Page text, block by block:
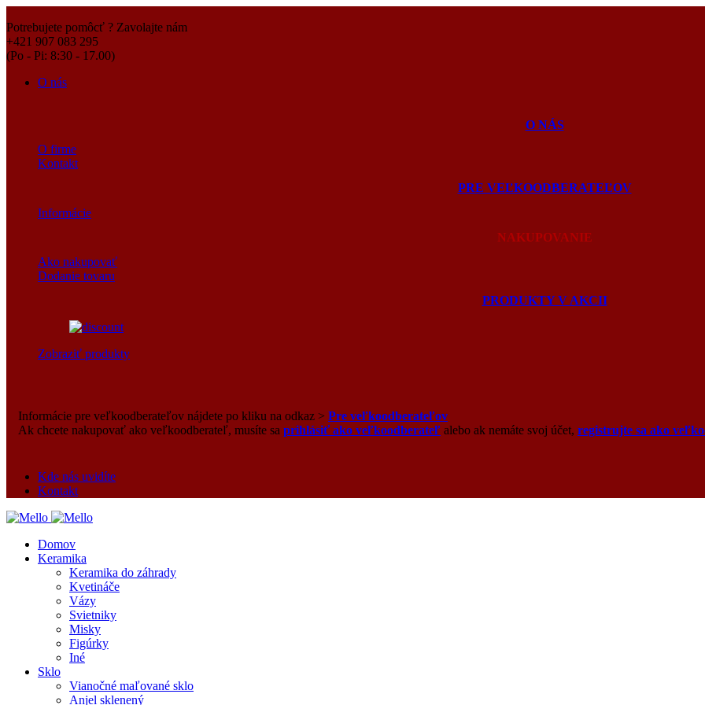
Potrebujete pomôcť ? Zavolajte nám
+421 907 083 295
(Po - Pi: 8:30 - 17.00)
O nás
O NÁS
O firme
Kontakt
PRE VEĽKOODBERATEĽOV
Informácie
NAKUPOVANIE
Ako nakupovať
Dodanie tovaru
PRODUKTY V AKCII
Zobraziť produkty
Informácie pre veľkoodberateľov nájdete po kliku na odkaz > Pre veľkoodberateľov
Ak chcete nakupovať ako veľkoodberateľ, musíte sa prihlásiť ako veľkoodberateľ alebo ak nemáte svoj účet, registrujte sa ako
Kde nás uvidíte
Kontakt
Domov
Keramika
Keramika do záhrady
Kvetináče
Vázy
Svietniky
Misky
Figúrky
Iné
Sklo
Vianočné maľované sklo
Anjel sklenený